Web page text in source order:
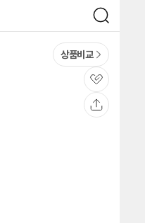
검
색
상품비교
관
심